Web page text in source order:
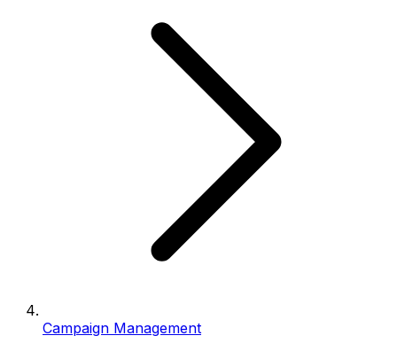
Campaign Management